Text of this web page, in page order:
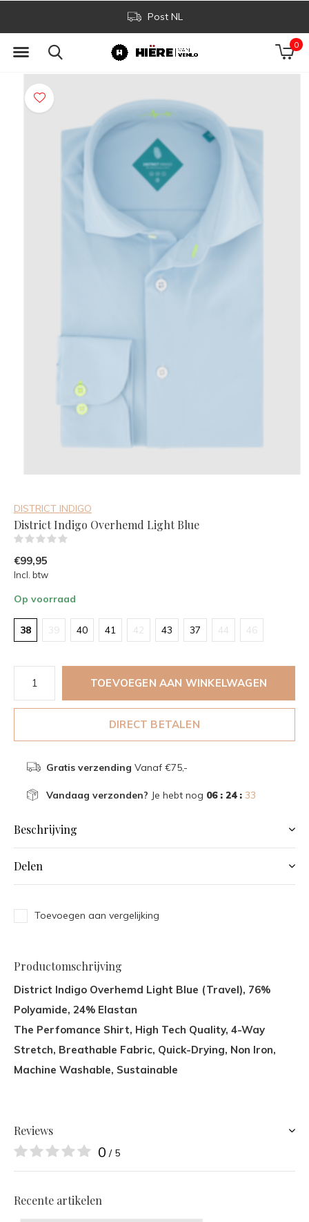
0
Post NL
DISTRICT INDIGO
District Indigo Overhemd Light Blue
€99,95
Incl. btw
Op voorraad
38 39 40 41 42 43 37 44 46
TOEVOEGEN AAN WINKELWAGEN
DIRECT BETALEN
Gratis verzending Vanaf €75,-
Vandaag verzonden? Je hebt nog 06 : 24 : 32
Beschrijving
Delen
Toevoegen aan vergelijking
Productomschrijving
District Indigo Overhemd Light Blue (Travel), 76%
Polyamide, 24% Elastan
The Perfomance Shirt, High Tech Quality, 4-Way
Stretch, Breathable Fabric, Quick-Drying, Non Iron,
Machine Washable, Sustainable
Reviews
0 / 5
Recente artikelen